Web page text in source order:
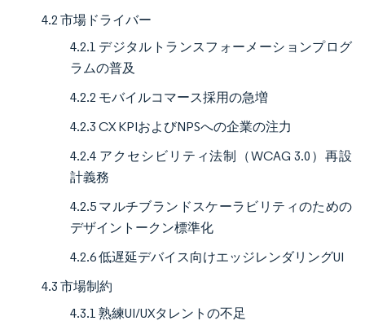
4.2 市場ドライバー
4.2.1 デジタルトランスフォーメーションプログ
ラムの普及
4.2.2 モバイルコマース採用の急増
4.2.3 CX KPIおよびNPSへの企業の注力
4.2.4 アクセシビリティ法制（WCAG 3.0）再設
計義務
4.2.5 マルチブランドスケーラビリティのための
デザイントークン標準化
4.2.6 低遅延デバイス向けエッジレンダリングUI
4.3 市場制約
4.3.1 熟練UI/UXタレントの不足